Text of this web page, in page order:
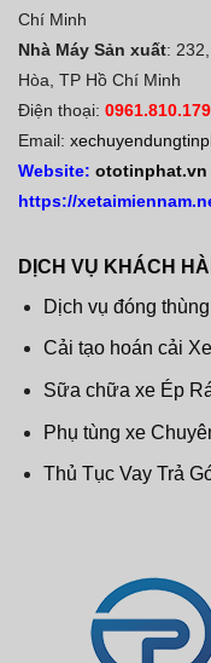
Chí Minh
Nhà Máy Sản xuất:
Hòa, TP Hồ Chí Minh
Điện thoại: 0961.810.179
Email:
Website: ototinphat.vn
https://
DỊCH VỤ KHÁCH
Dịch vụ đóng
Cải tạo hoán cải
Sữa chữa xe Ép
Phụ tùng xe
Thủ Tục Vay Trả